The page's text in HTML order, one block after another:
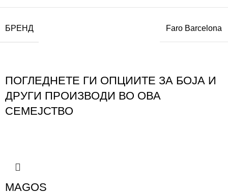
БРЕНД Faro Barcelona
ПОГЛЕДНЕТЕ ГИ ОПЦИИТЕ ЗА БОЈА И
ДРУГИ ПРОИЗВОДИ ВО ОВА
СЕМЕЈСТВО
MAGOS